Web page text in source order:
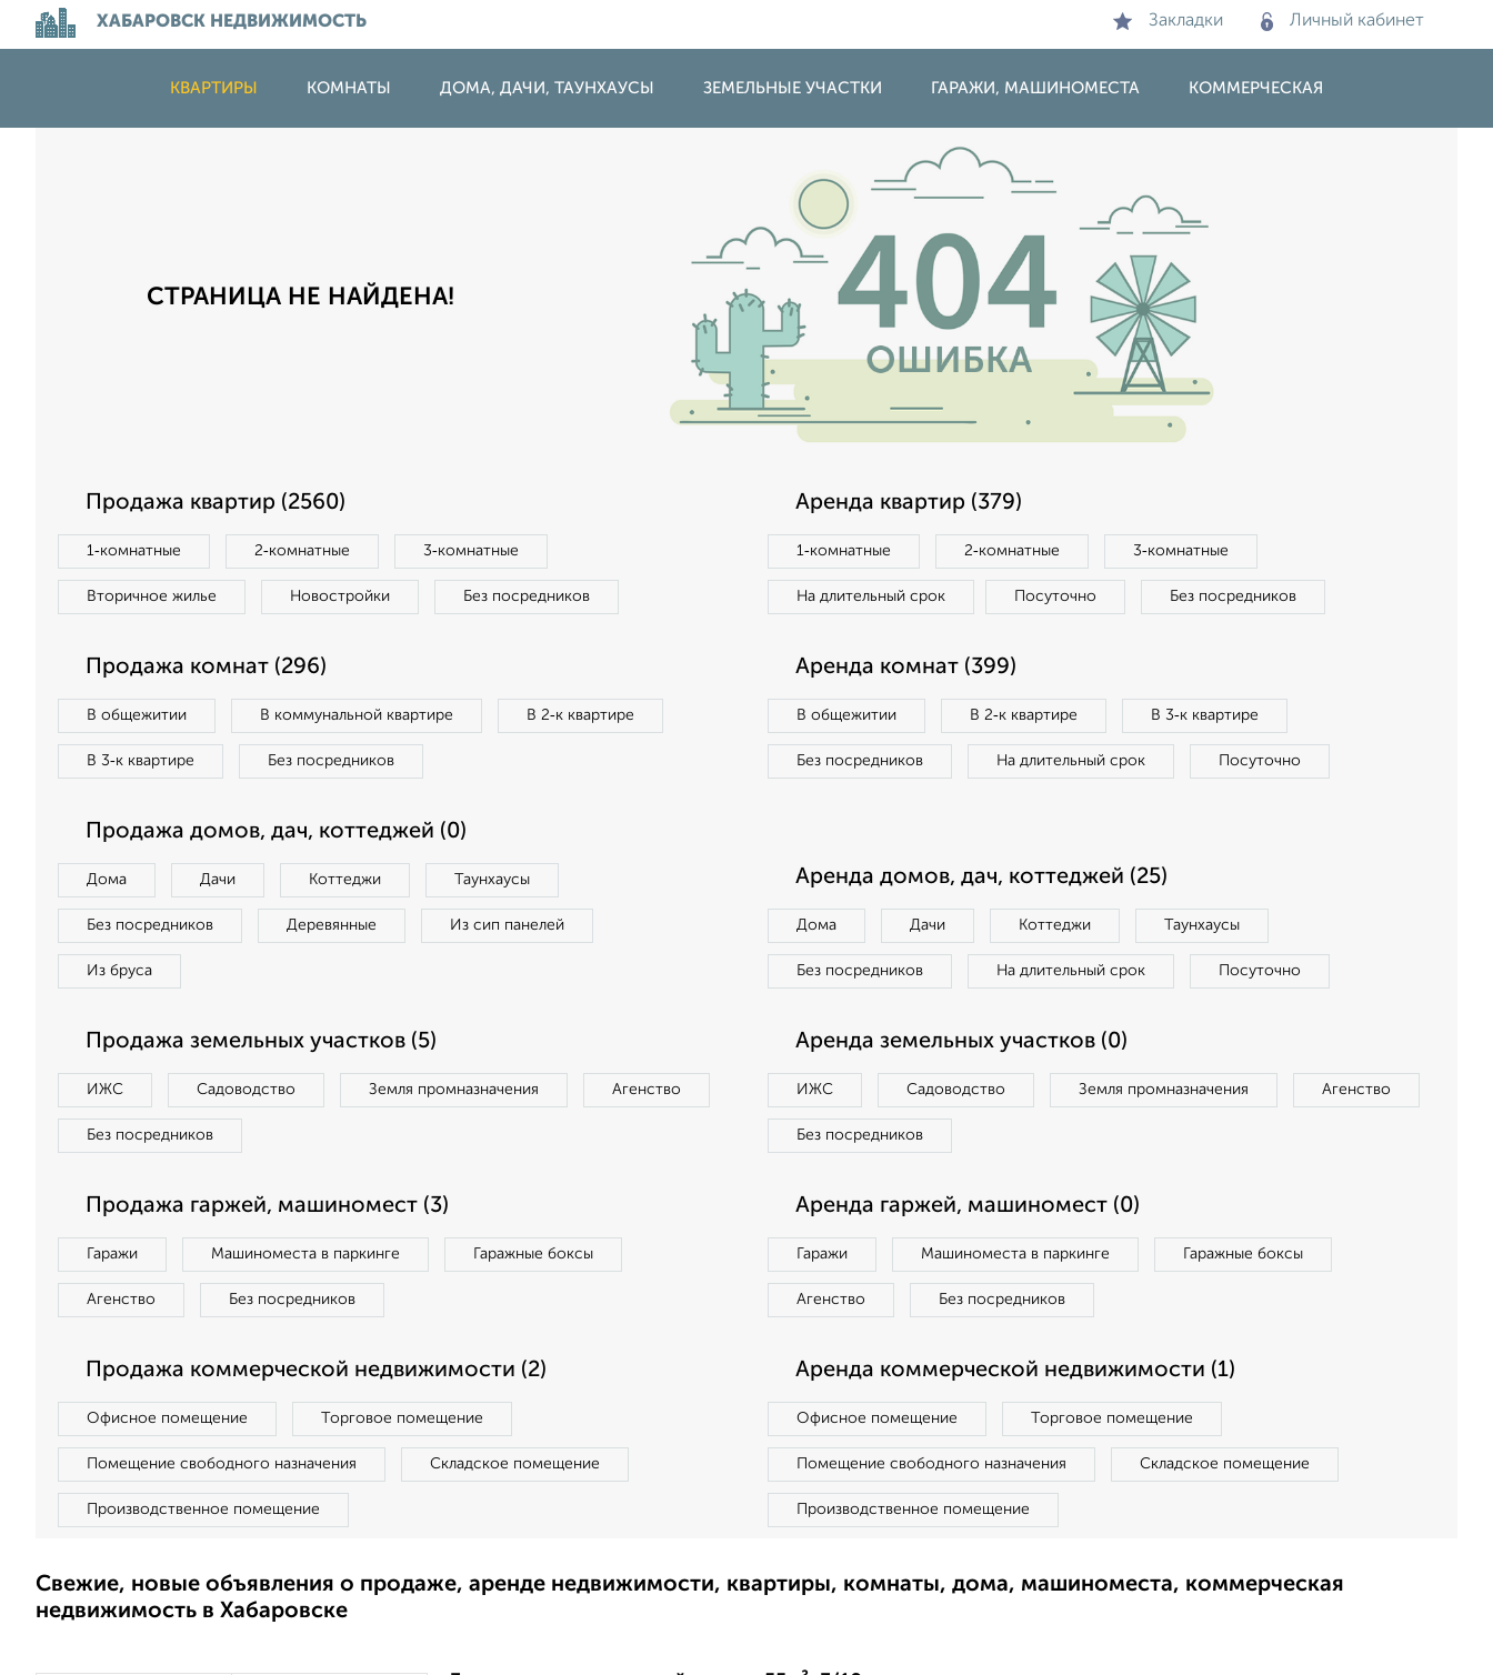
ХАБАРОВСК НЕДВИЖИМОСТЬ Закладки Личный кабинет
КВАРТИРЫ КОМНАТЫ ДОМА, ДАЧИ, ТАУНХАУСЫ ЗЕМЕЛЬНЫЕ УЧАСТКИ ГАРАЖИ, МАШИНОМЕСТА КОММЕРЧЕСКАЯ
СТРАНИЦА НЕ НАЙДЕНА!
Продажа квартир (2560)
1‑комнатные 2‑комнатные 3‑комнатные
Вторичное жилье Новостройки Без посредников
Аренда квартир (379)
1‑комнатные 2‑комнатные 3‑комнатные
На длительный срок Посуточно Без посредников
Продажа комнат (296)
В общежитии В коммунальной квартире В 2‑к квартире
В 3‑к квартире Без посредников
Аренда комнат (399)
В общежитии В 2‑к квартире В 3‑к квартире
Без посредников На длительный срок Посуточно
Продажа домов, дач, коттеджей (0)
Дома Дачи Коттеджи Таунхаусы
Без посредников Деревянные Из сип панелей
Из бруса
Аренда домов, дач, коттеджей (25)
Дома Дачи Коттеджи Таунхаусы
Без посредников На длительный срок Посуточно
Продажа земельных участков (5)
ИЖС Садоводство Земля промназначения Агенство
Без посредников
Аренда земельных участков (0)
ИЖС Садоводство Земля промназначения Агенство
Без посредников
Продажа гаржей, машиномест (3)
Гаражи Машиноместа в паркинге Гаражные боксы
Агенство Без посредников
Аренда гаржей, машиномест (0)
Гаражи Машиноместа в паркинге Гаражные боксы
Агенство Без посредников
Продажа коммерческой недвижимости (2)
Офисное помещение Торговое помещение
Помещение свободного назначения Складское помещение
Производственное помещение
Аренда коммерческой недвижимости (1)
Офисное помещение Торговое помещение
Помещение свободного назначения Складское помещение
Производственное помещение
Свежие, новые объявления о продаже, аренде недвижимости, квартиры, комнаты, дома, машиноместа, коммерческая
недвижимость в Хабаровске